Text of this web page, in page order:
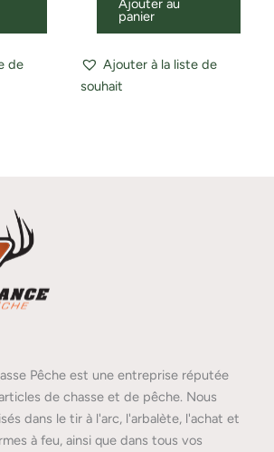
de
Ajouter au
panier
Ajouter à la liste de
souhait
Pêche est une entreprise réputée
de chasse et de pêche. Nous
dans le tir à l'arc, l'arbalète, l'achat et
à feu, ainsi que dans tous vos